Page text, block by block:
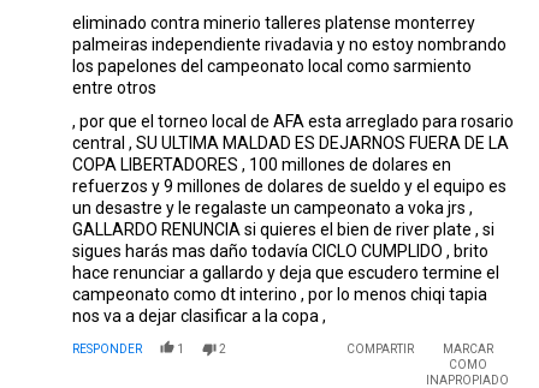
eliminado contra minerio talleres platense monterrey
palmeiras independiente rivadavia y no estoy nombrando
los papelones del campeonato local como sarmiento
entre otros
, por que el torneo local de AFA esta arreglado para rosario
central , SU ULTIMA MALDAD ES DEJARNOS FUERA DE LA
COPA LIBERTADORES , 100 millones de dolares en
refuerzos y 9 millones de dolares de sueldo y el equipo es
un desastre y le regalaste un campeonato a voka jrs ,
GALLARDO RENUNCIA si quieres el bien de river plate , si
sigues harás mas daño todavía CICLO CUMPLIDO , brito
hace renunciar a gallardo y deja que escudero termine el
campeonato como dt interino , por lo menos chiqi tapia
nos va a dejar clasificar a la copa ,
RESPONDER 1 2 COMPARTIR
MARCAR
COMO
INAPROPIADO